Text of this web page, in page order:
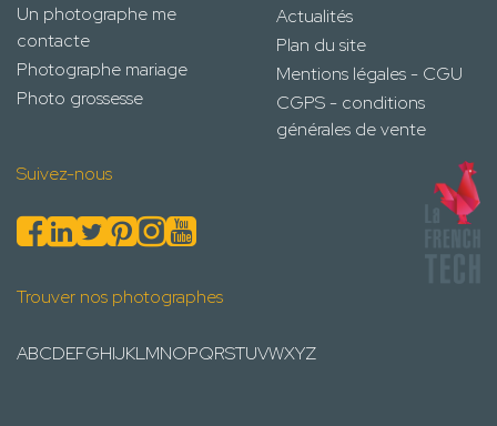
Un photographe me
contacte
Photographe mariage
Photo grossesse
Actualités
Plan du site
Mentions légales - CGU
CGPS - conditions
générales de vente
Suivez-nous
Trouver nos photographes
ABCDEFGHIJKLMNOPQRSTUVWXYZ